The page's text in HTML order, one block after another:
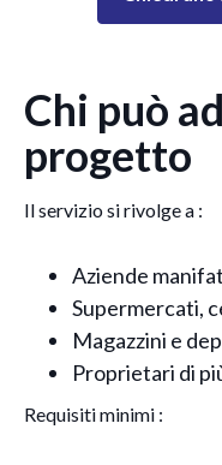
Chi può
progetto
Il servizio si rivolge a :
Aziende
Supermercati,
Magazzini e
Proprietari di
Requisiti minimi :